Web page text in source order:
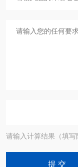
请输入计算结果（填